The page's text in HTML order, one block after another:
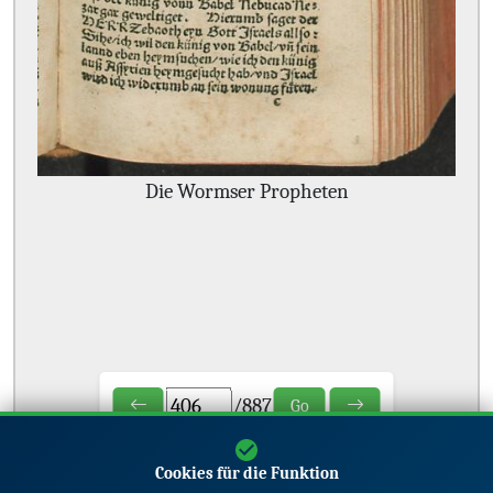
Die Wormser Propheten
/887 Go
Cookies für die Funktion